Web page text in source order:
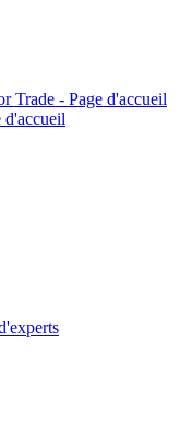
Trade - Page d'accueil
d'accueil